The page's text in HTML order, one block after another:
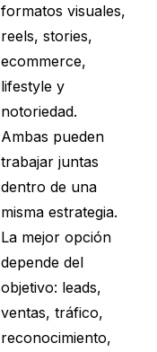
formatos visuales,
reels, stories,
ecommerce,
lifestyle y
notoriedad.
Ambas pueden
trabajar juntas
dentro de una
misma estrategia.
La mejor opción
depende del
objetivo: leads,
ventas, tráfico,
reconocimiento,